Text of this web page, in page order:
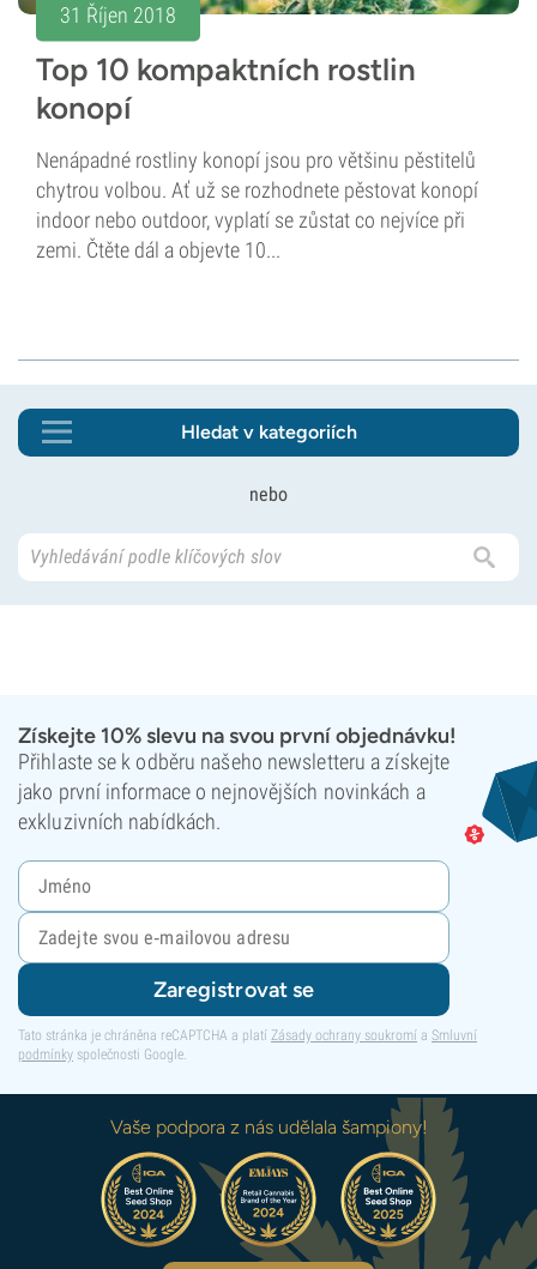
31 Říjen 2018
Top 10 kompaktních rostlin
konopí
Nenápadné rostliny konopí jsou pro většinu pěstitelů
chytrou volbou. Ať už se rozhodnete pěstovat konopí
indoor nebo outdoor, vyplatí se zůstat co nejvíce při
zemi. Čtěte dál a objevte 10...
Hledat v kategoriích
nebo
Získejte 10% slevu na svou první objednávku!
Přihlaste se k odběru našeho newsletteru a získejte
jako první informace o nejnovějších novinkách a
exkluzivních nabídkách.
Zaregistrovat se
Tato stránka je chráněna reCAPTCHA a platí Zásady ochrany soukromí a Smluvní
podmínky společnosti Google.
Vaše podpora z nás udělala šampiony!